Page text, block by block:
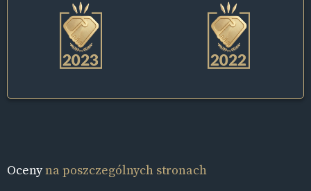
Ocenyna poszczególnych stronach